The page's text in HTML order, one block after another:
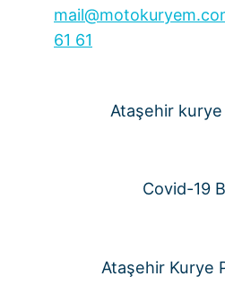
61 61
Ataşehir kurye
Covid-19
Ataşehir Kurye